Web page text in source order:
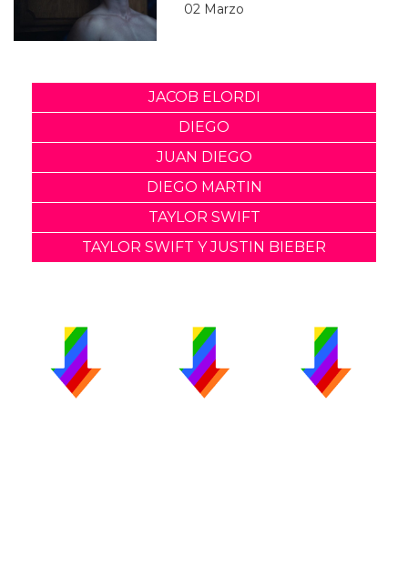
02 Marzo
JACOB ELORDI
DIEGO
JUAN DIEGO
DIEGO MARTIN
TAYLOR SWIFT
TAYLOR SWIFT Y JUSTIN BIEBER